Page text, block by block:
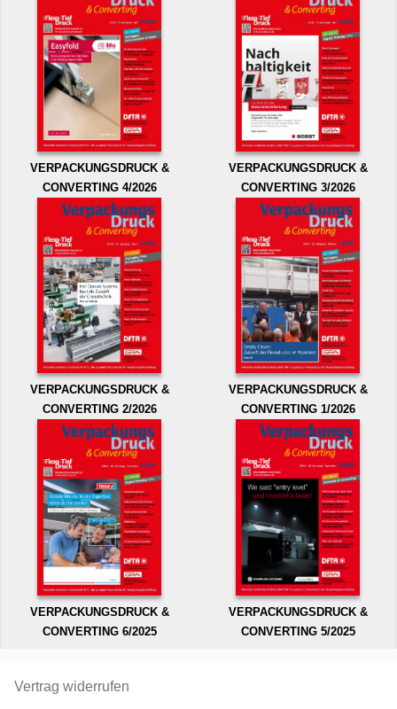
VERPACKUNGSDRUCK &
CONVERTING 4/2026
VERPACKUNGSDRUCK &
CONVERTING 3/2026
VERPACKUNGSDRUCK &
CONVERTING 2/2026
VERPACKUNGSDRUCK &
CONVERTING 1/2026
VERPACKUNGSDRUCK &
CONVERTING 6/2025
VERPACKUNGSDRUCK &
CONVERTING 5/2025
Vertrag widerrufen